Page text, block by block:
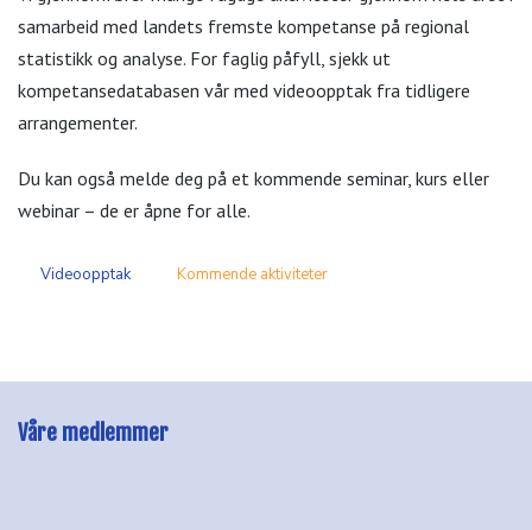
samarbeid med landets fremste kompetanse på regional
statistikk og analyse. For faglig påfyll, sjekk ut
kompetansedatabasen vår med videoopptak fra tidligere
arrangementer.
Du kan også melde deg på et kommende seminar, kurs eller
webinar – de er åpne for alle.
Videoopptak Kommende aktiviteter
Våre medlemmer